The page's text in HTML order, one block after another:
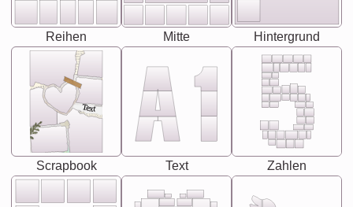
Reihen Mitte Hintergrund
Text
Scrapbook Text Zahlen